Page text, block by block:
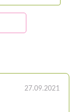
27.09.2021